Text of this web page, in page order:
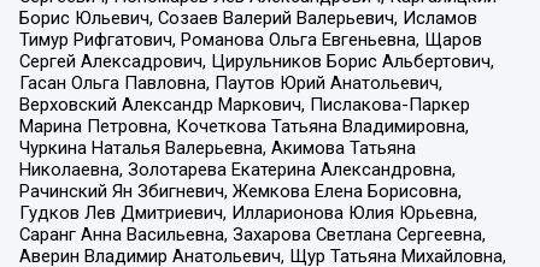
Борис Юльевич, Созаев Валерий Валерьевич, Исламов
Тимур Рифгатович, Романова Ольга Евгеньевна, Щаров
Сергей Алексадрович, Цирульников Борис Альбертович,
Гасан Ольга Павловна, Паутов Юрий Анатольевич,
Верховский Александр Маркович, Пислакова-Паркер
Марина Петровна, Кочеткова Татьяна Владимировна,
Чуркина Наталья Валерьевна, Акимова Татьяна
Николаевна, Золотарева Екатерина Александровна,
Рачинский Ян Збигневич, Жемкова Елена Борисовна,
Гудков Лев Дмитриевич, Илларионова Юлия Юрьевна,
Саранг Анна Васильевна, Захарова Светлана Сергеевна,
Аверин Владимир Анатольевич, Щур Татьяна Михайловна,